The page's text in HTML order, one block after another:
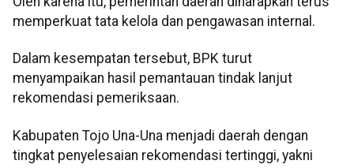
memperkuat tata kelola dan pengawasan internal.
Dalam kesempatan tersebut, BPK turut
menyampaikan hasil pemantauan tindak lanjut
rekomendasi pemeriksaan.
Kabupaten Tojo Una-Una menjadi daerah dengan
tingkat penyelesaian rekomendasi tertinggi, yakni